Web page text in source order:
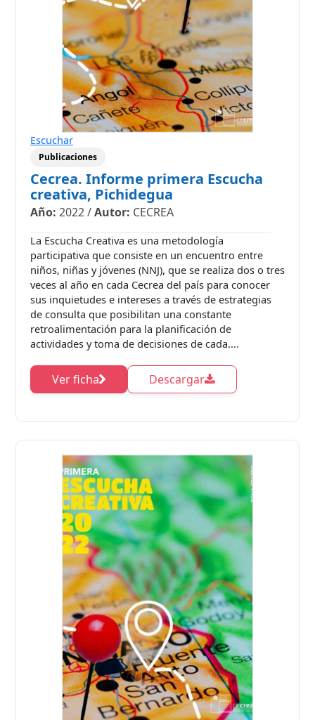
Escuchar
Publicaciones
Cecrea. Informe primera Escucha
creativa, Pichidegua
Año: 2022/Autor: CECREA
La Escucha Creativa es una metodología
participativa que consiste en un encuentro entre
niños, niñas y jóvenes (NNJ), que se realiza dos o tres
veces al año en cada Cecrea del país para conocer
sus inquietudes e intereses a través de estrategias
de consulta que posibilitan una constante
retroalimentación para la planificación de
actividades y toma de decisiones de cada....
Ver ficha Descargar